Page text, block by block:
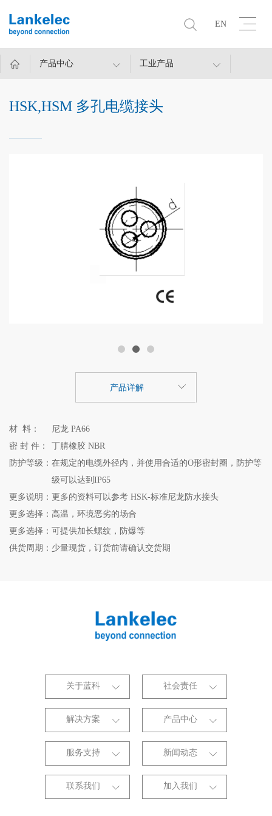
EN
产品中心 工业产品
HSK,HSM 多孔电缆接头
产品详解
材 料：
尼龙 PA66
密 封 件：
丁腈橡胶 NBR
防护等级： 在规定的电缆外径内，并使用合适的O形密封圈，防护等
级可以达到IP65
更多说明： 更多的资料可以参考 HSK-标准尼龙防水接头
更多选择： 高温，环境恶劣的场合
更多选择： 可提供加长螺纹，防爆等
供货周期： 少量现货，订货前请确认交货期
关于蓝科 社会责任
解决方案 产品中心
服务支持 新闻动态
联系我们 加入我们